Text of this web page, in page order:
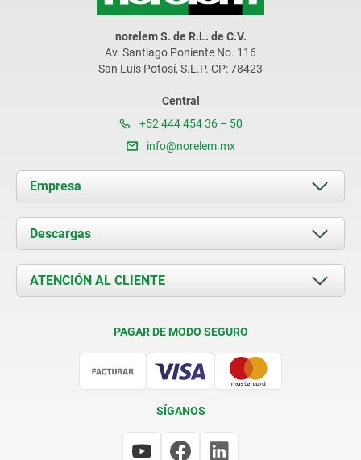
norelem S. de R.L. de C.V.
Av. Santiago Poniente No. 116
San Luis Potosí, S.L.P. CP: 78423
Central
+52 444 454 36 – 50
info@norelem.mx
Empresa
Acerca de nosotros
Novedades
Contacto
Descargas
Documents
ATENCIÓN AL CLIENTE
PAGAR DE MODO SEGURO
SÍGANOS